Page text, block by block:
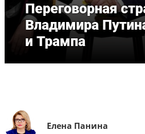
Переговорная
Владимира
и Трампа
Елена Панина